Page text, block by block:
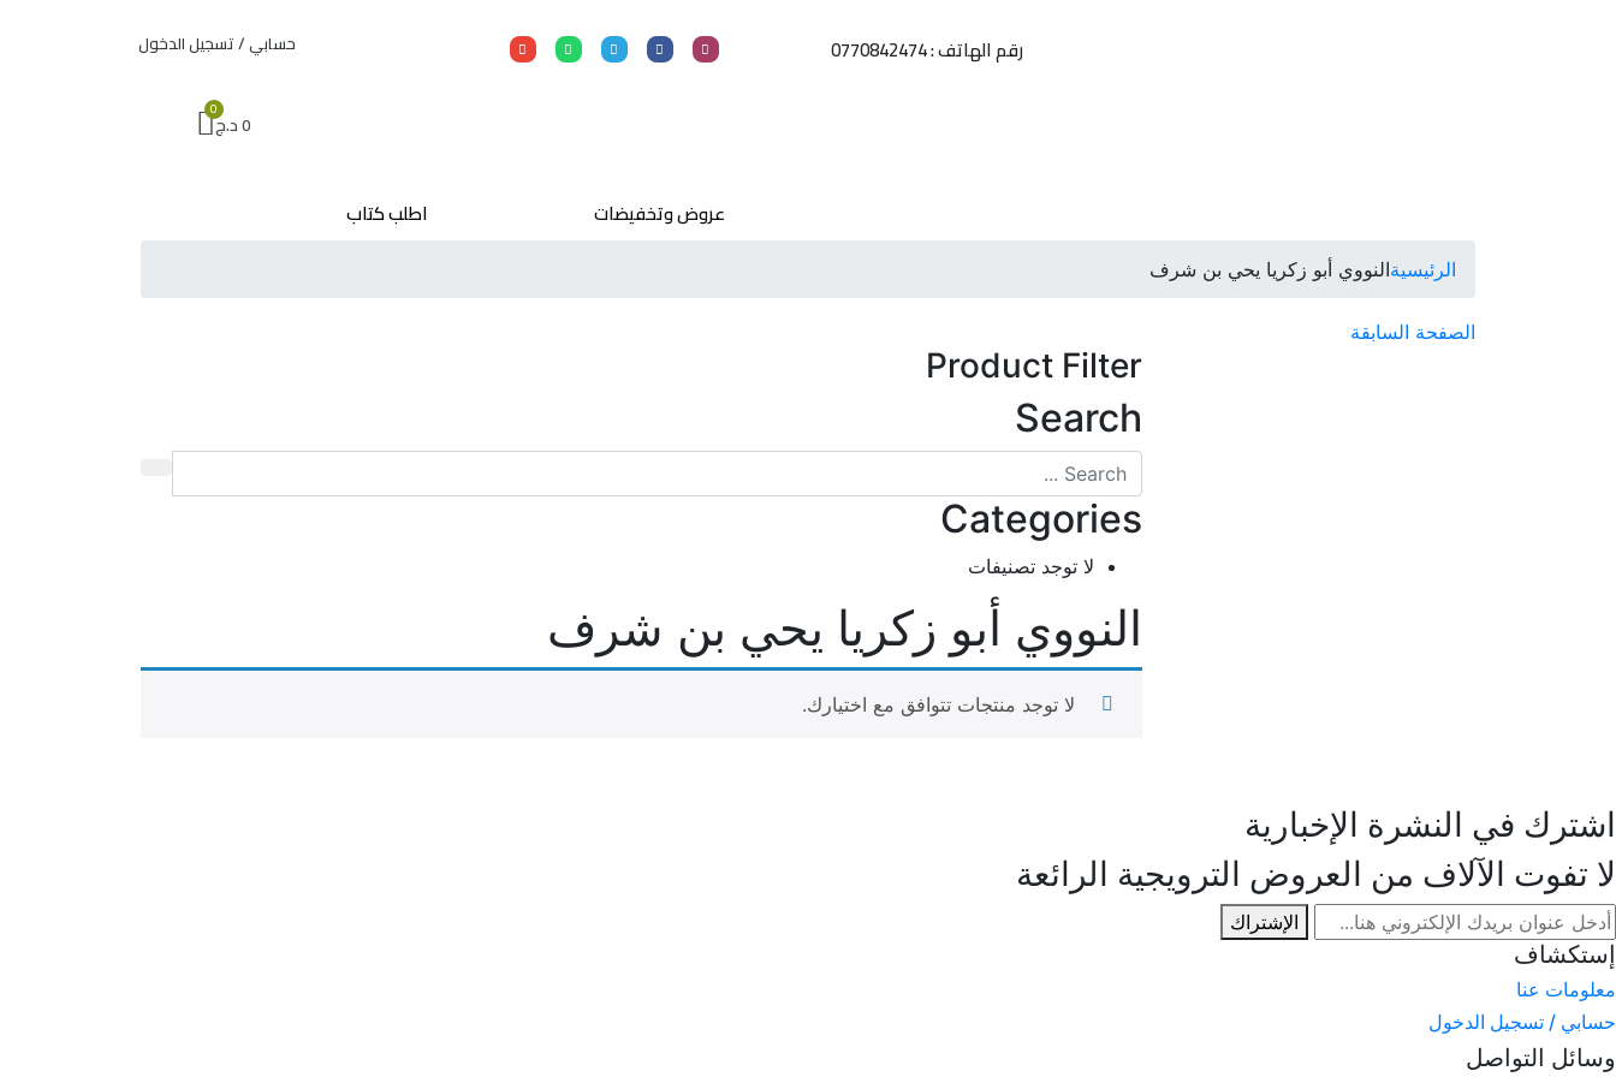
رقم الهاتف : 0770842474 حسابي / تسجيل الدخول
0د.ج
عروض وتخفيضات اطلب كتاب
الرئيسيةالنووي أبو زكريا يحي بن شرف
الصفحة السابقة
Product Filter
Search
Categories
لا توجد تصنيفات
النووي أبو زكريا يحي بن شرف
لا توجد منتجات تتوافق مع اختيارك.
اشترك في النشرة الإخبارية
لا تفوت الآلاف من العروض الترويجية الرائعة
الإشتراك
إستكشاف
معلومات عنا
حسابي / تسجيل الدخول
وسائل التواصل